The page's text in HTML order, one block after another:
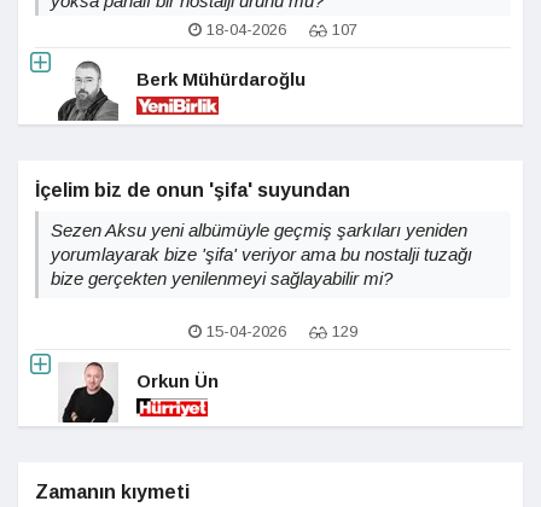
18-04-2026 107
Berk Mühürdaroğlu
İçelim biz de onun 'şifa' suyundan
Sezen Aksu yeni albümüyle geçmiş şarkıları yeniden
yorumlayarak bize 'şifa' veriyor ama bu nostalji tuzağı
bize gerçekten yenilenmeyi sağlayabilir mi?
15-04-2026 129
Orkun Ün
Zamanın kıymeti